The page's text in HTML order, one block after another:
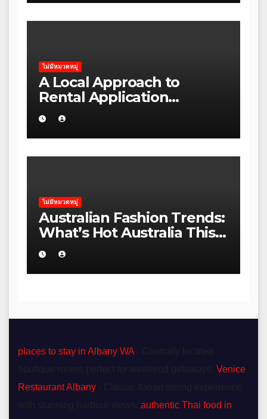
ไม่มีหมวดหมู่
A Local Approach to
Rental Application
Strategy for Local Councils
in Kakadu
ไม่มีหมวดหมู่
Australian Fashion Trends:
What’s Hot Australia This
Season
places to stay in Albany WA
Venice
Restaurant Albany
authentic Thai food in